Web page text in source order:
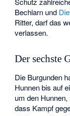
Bechlarn und
Ritter, darf das
verlassen.
Der sechste
Die Burgunden
Hunnen bis auf
um den
dass Kampf